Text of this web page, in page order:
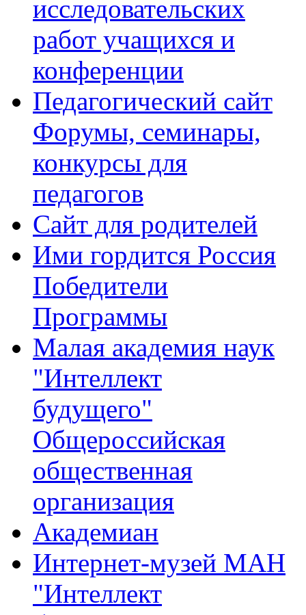
исследовательских
работ учащихся и
конференции
Педагогический сайт
Форумы, семинары,
конкурсы для
педагогов
Сайт для родителей
Ими гордится Россия
Победители
Программы
Малая академия наук
"Интеллект
будущего"
Общероссийская
общественная
организация
Академиан
Интернет-музей МАН
"Интеллект